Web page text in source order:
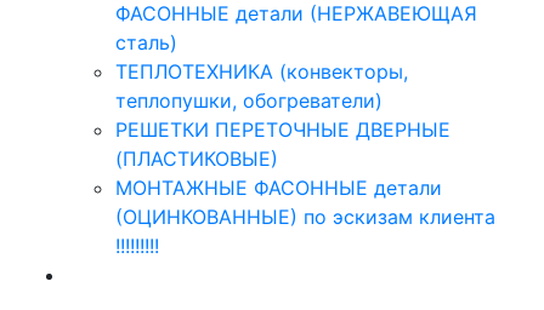
ФАСОННЫЕ детали (НЕРЖАВЕЮЩАЯ
сталь)
ТЕПЛОТЕХНИКА (конвекторы,
теплопушки, обогреватели)
РЕШЕТКИ ПЕРЕТОЧНЫЕ ДВЕРНЫЕ
(ПЛАСТИКОВЫЕ)
МОНТАЖНЫЕ ФАСОННЫЕ детали
(ОЦИНКОВАННЫЕ) по эскизам клиента
!!!!!!!!!